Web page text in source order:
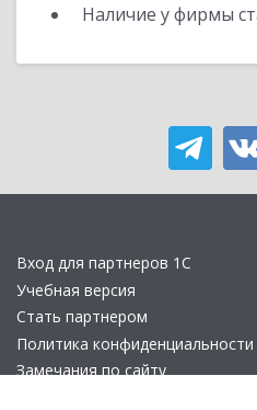
Наличие у фирмы
Вход для партнеров 1С
Учебная версия
Стать партнером
Политика конфиденциальности
Замечания по сайту